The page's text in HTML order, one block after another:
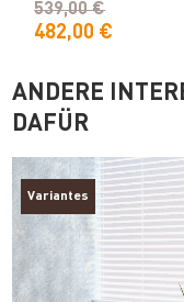
482,00 €
539,00 €
ANDERE
DAFÜR
Variantes